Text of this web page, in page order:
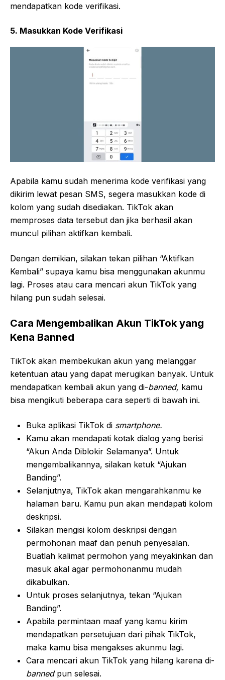
mendapatkan kode verifikasi.
5. Masukkan Kode Verifikasi
Apabila kamu sudah menerima kode verifikasi yang
dikirim lewat pesan SMS, segera masukkan kode di
kolom yang sudah disediakan. TikTok akan
memproses data tersebut dan jika berhasil akan
muncul pilihan aktifkan kembali.
Dengan demikian, silakan tekan pilihan “Aktifkan
Kembali” supaya kamu bisa menggunakan akunmu
lagi. Proses atau cara mencari akun TikTok yang
hilang pun sudah selesai.
Cara Mengembalikan Akun TikTok yang
Kena Banned
TikTok akan membekukan akun yang melanggar
ketentuan atau yang dapat merugikan banyak. Untuk
mendapatkan kembali akun yang di-banned, kamu
bisa mengikuti beberapa cara seperti di bawah ini.
Buka aplikasi TikTok di smartphone.
Kamu akan mendapati kotak dialog yang berisi
“Akun Anda Diblokir Selamanya”. Untuk
mengembalikannya, silakan ketuk “Ajukan
Banding”.
Selanjutnya, TikTok akan mengarahkanmu ke
halaman baru. Kamu pun akan mendapati kolom
deskripsi.
Silakan mengisi kolom deskripsi dengan
permohonan maaf dan penuh penyesalan.
Buatlah kalimat permohon yang meyakinkan dan
masuk akal agar permohonanmu mudah
dikabulkan.
Untuk proses selanjutnya, tekan “Ajukan
Banding”.
Apabila permintaan maaf yang kamu kirim
mendapatkan persetujuan dari pihak TikTok,
maka kamu bisa mengakses akunmu lagi.
Cara mencari akun TikTok yang hilang karena di-
banned pun selesai.